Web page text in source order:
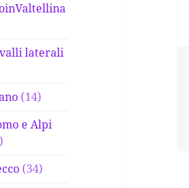
laterali
(14)
e Alpi
(34)